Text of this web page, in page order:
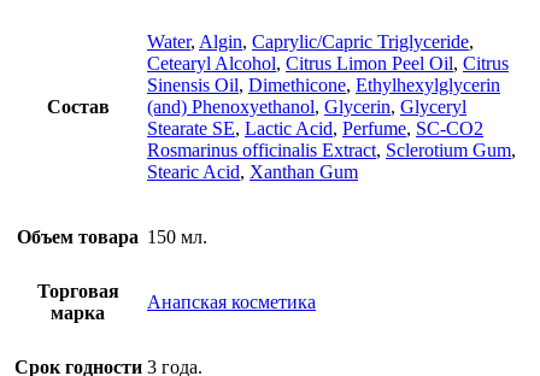
Состав
Water, Algin, Caprylic/Capric Triglyceride,
Cetearyl Alcohol, Citrus Limon Peel Oil, Citrus
Sinensis Oil, Dimethicone, Ethylhexylglycerin
(and) Phenoxyethanol, Glycerin, Glyceryl
Stearate SE, Lactic Acid, Perfume, SC-CO2
Rosmarinus officinalis Extract, Sclerotium Gum,
Stearic Acid, Xanthan Gum
Объем товара 150 мл.
Торговая
марка
Анапская косметика
Срок годности 3 года.